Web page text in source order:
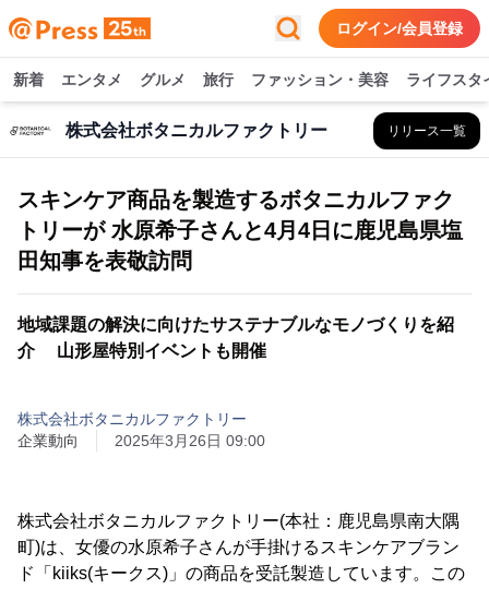
ログイン/会員登録
新着 エンタメ グルメ 旅行 ファッション・美容 ライフスタ
株式会社ボタニカルファクトリー リリース一覧
スキンケア商品を製造するボタニカルファク
トリーが 水原希子さんと4月4日に鹿児島県塩
田知事を表敬訪問
地域課題の解決に向けたサステナブルなモノづくりを紹
介 山形屋特別イベントも開催
株式会社ボタニカルファクトリー
企業動向
2025年3月26日 09:00
株式会社ボタニカルファクトリー(本社：鹿児島県南大隅
町)は、女優の水原希子さんが手掛けるスキンケアブラン
ド「kiiks(キークス)」の商品を受託製造しています。この